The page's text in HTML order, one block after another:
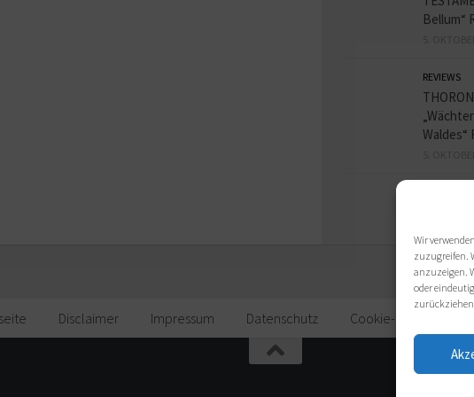
Wir
zuzugreifen.
anzuzeigen.
oder
Bellum“
REVIEWS
Waldes“
Disclaimer Impressum Datenschutz Cookie-Richtlinie (EU)